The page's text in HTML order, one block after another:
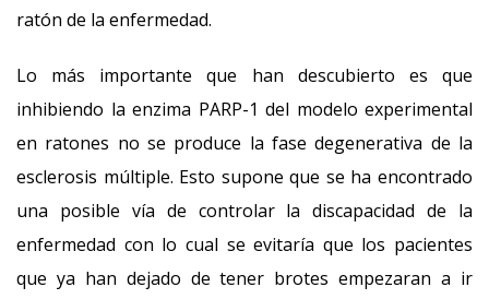
ratón de la enfermedad.
Lo más importante que han descubierto es que
inhibiendo la enzima PARP-1 del modelo experimental
en ratones no se produce la fase degenerativa de la
esclerosis múltiple. Esto supone que se ha encontrado
una posible vía de controlar la discapacidad de la
enfermedad con lo cual se evitaría que los pacientes
que ya han dejado de tener brotes empezaran a ir